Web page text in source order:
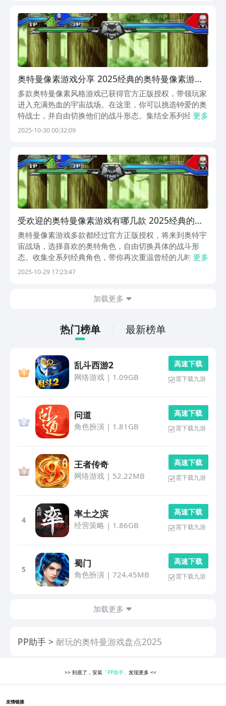
酷...
奥特曼像素游戏分享 2025经典的奥特曼像素游戏
手机版介绍
多款奥特曼像素风格游戏已获得官方正版授权，带领玩家
进入充满热血的宇宙战场。在这里，你可以挑选钟爱的奥
特战士，并自由切换他们的战斗形态。集结全系列经典角
色，唤醒童年时期的回忆。当前市面上的奥特题材手游内
《
更多
2025-10-30 00:32:09
受欢迎的奥特曼像素游戏有哪几款 2025经典的奥
特曼像素游戏手机版介绍
奥特曼像素游戏多款都经过官方正版授权，将来到奥特宇
宙战场，选择喜欢的奥特角色，自由切换具体的战斗形
态。收集全系列经典角色，带你再次重温曾经的儿时记
忆。目前奥特手游超级丰富，不同的玩法与特色内容都是
更多
2025-10-29 17:23:47
加载更多
热门榜单 最新榜单
乱斗西游2
网络游戏| 1.09GB
高 速 下 载
需下载九游
问道
角色扮演 | 1.81GB
高 速 下 载
需下载九游
王者传奇
网络游戏| 52.22MB
高 速 下 载
需下载九游
4
率土之滨
经营策略 | 1.86GB
高 速 下 载
需下载九游
5
蜀门
角色扮演 | 724.45MB
高 速 下 载
需下载九游
加载更多
PP助手 耐玩的奥特曼游戏盘点2025
>> 到底了，安装 「PP助手」发现更多<<
友情链接